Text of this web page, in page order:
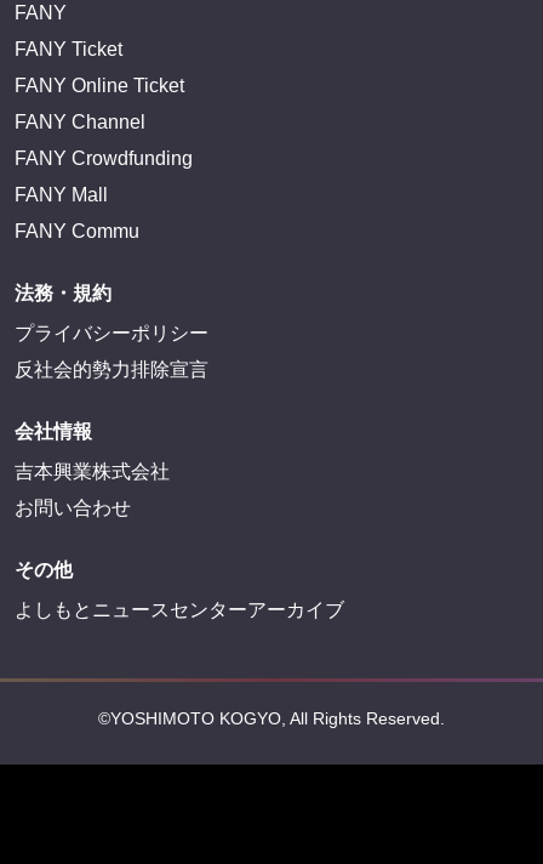
FANY
FANY Ticket
FANY Online Ticket
FANY Channel
FANY Crowdfunding
FANY Mall
FANY Commu
法務・規約
プライバシーポリシー
反社会的勢力排除宣言
会社情報
吉本興業株式会社
お問い合わせ
その他
よしもとニュースセンターアーカイブ
©YOSHIMOTO KOGYO, All Rights Reserved.